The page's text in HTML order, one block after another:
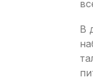
В